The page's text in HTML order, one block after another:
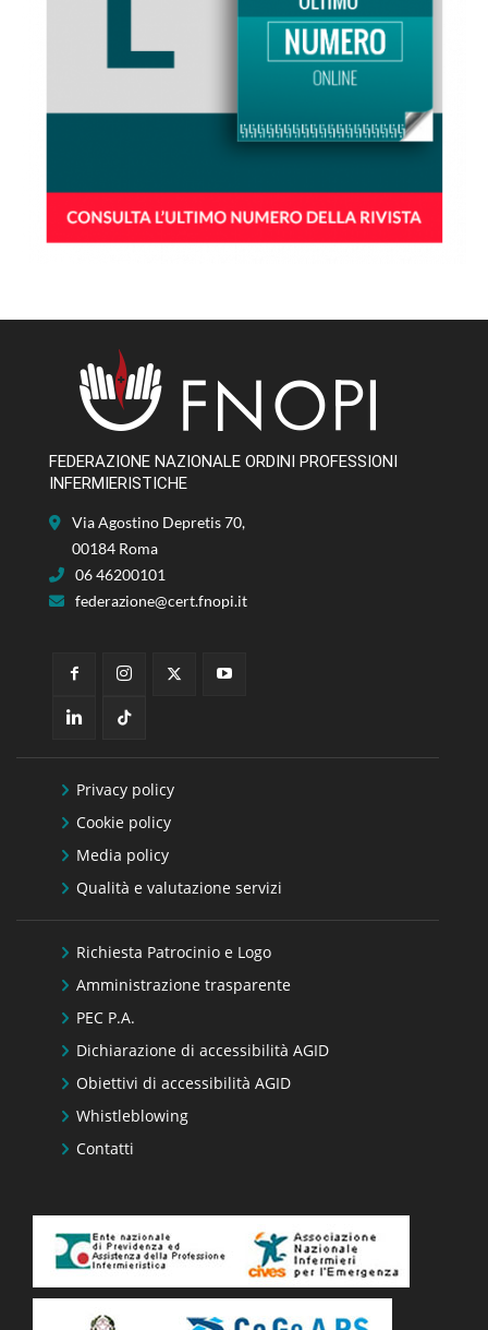
FEDERAZIONE NAZIONALE ORDINI PROFESSIONI
INFERMIERISTICHE
Via Agostino Depretis 70,
00184 Roma
06 46200101
federazione@cert.fnopi.it
Privacy policy
Cookie policy
Media policy
Qualità e valutazione servizi
Richiesta Patrocinio e Logo
Amministrazione trasparente
PEC P.A.
Dichiarazione di accessibilità AGID
Obiettivi di accessibilità AGID
Whistleblowing
Contatti